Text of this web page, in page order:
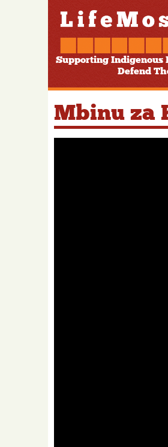
Supporting Indigenous
Defend
Mbinu za